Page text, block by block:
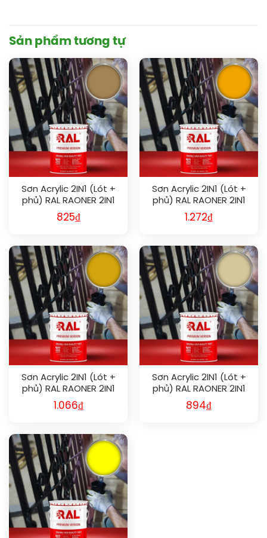
Sản phẩm tương tự
Sơn Acrylic 2IN1 (Lót +
phủ) RAL RAONER 2IN1
1011
825₫
Sơn Acrylic 2IN1 (Lót +
phủ) RAL RAONER 2IN1
1028
1.272₫
Sơn Acrylic 2IN1 (Lót +
phủ) RAL RAONER 2IN1
1004
1.066₫
Sơn Acrylic 2IN1 (Lót +
phủ) RAL RAONER 2IN1
1014
894₫